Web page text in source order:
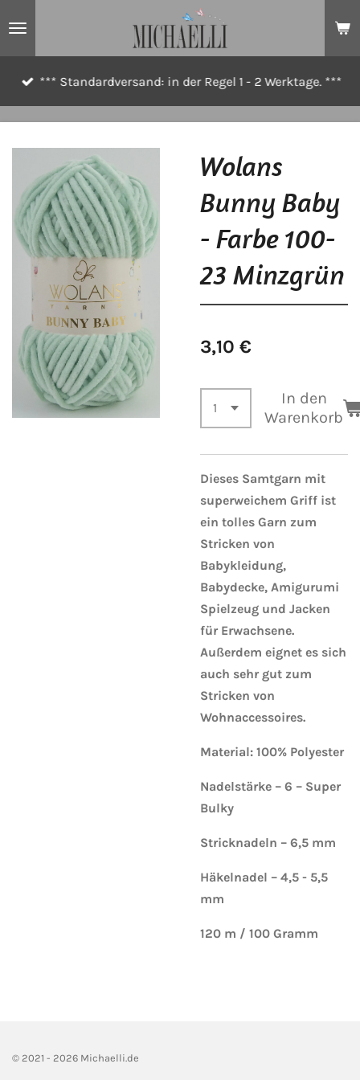
*** Standardversand: in der Regel 1 - 2 Werktage. ***
Wolans
Bunny Baby
- Farbe 100-
23 Minzgrün
3,10 €
In den
Warenkorb
Dieses Samtgarn mit
superweichem Griff ist
ein tolles Garn zum
Stricken von
Babykleidung,
Babydecke, Amigurumi
Spielzeug und Jacken
für Erwachsene.
Außerdem eignet es sich
auch sehr gut zum
Stricken von
Wohnaccessoires.
Material: 100% Polyester
Nadelstärke – 6 – Super
Bulky
Stricknadeln – 6,5 mm
Häkelnadel – 4,5 - 5,5
mm
120 m / 100 Gramm
© 2021 - 2026 Michaelli.de